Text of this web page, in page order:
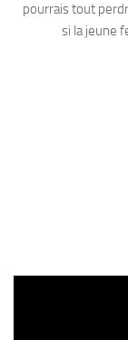
pourrais tout
si la jeune